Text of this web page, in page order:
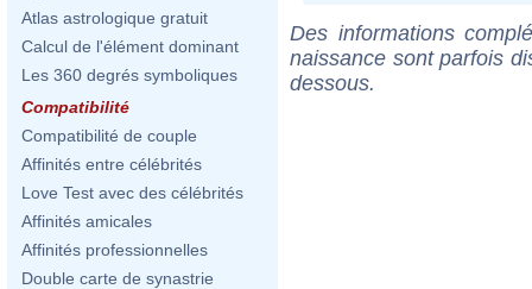
Atlas astrologique gratuit
Calcul de l'élément dominant
Les 360 degrés symboliques
Compatibilité
Compatibilité de couple
Affinités entre célébrités
Love Test avec des célébrités
Affinités amicales
Affinités professionnelles
Double carte de synastrie
Des informations
naissance sont parfois
dessous.